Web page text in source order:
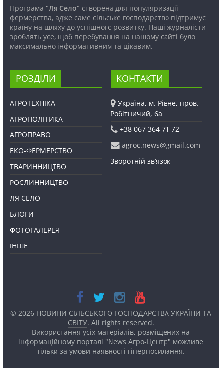
Програма “Ля Село”створена для популяризації
фермерства, адже саме сільське господарство підтримує
країну на шляху до успішного розвитку. Наші журналісти
зроблять усе, щоб перебування на нашому сайті було
максимально інформативним та цікавим.
РОЗДІЛИ
АГРОТЕХНІКА
АГРОПОЛІТИКА
АГРОПРАВО
ЕКО-ФЕРМЕРСТВО
ТВАРИННИЦТВО
РОСЛИННИЦТВО
ЛЯ СЕЛО
БЛОГИ
ФОТОГАЛЕРЕЯ
ІНШЕ
КОНТАКТИ
Україна, м. Рівне, пров.
Робітничий, 6а
+38 067 364 71 72
agroc.news@gmail.com
Зворотній зв’язок
© 2026 НОВИНИ СІЛЬСЬКОГО ГОСПОДАРСТВА УКРАЇНИ ТА
СВІТУ. All rights reserved.
Використання усіх матеріалів, розміщених на
інформаційному порталі "News Агро-Центр" можливе
тільки за умови наявності гіперпосилання.